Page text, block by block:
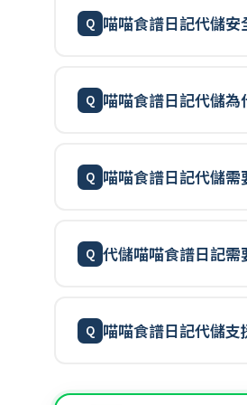
喵喵食譜日記代儲
喵喵食譜日記代儲為
喵喵食譜日記代儲需
代儲喵喵食譜日記需
喵喵食譜日記代儲支